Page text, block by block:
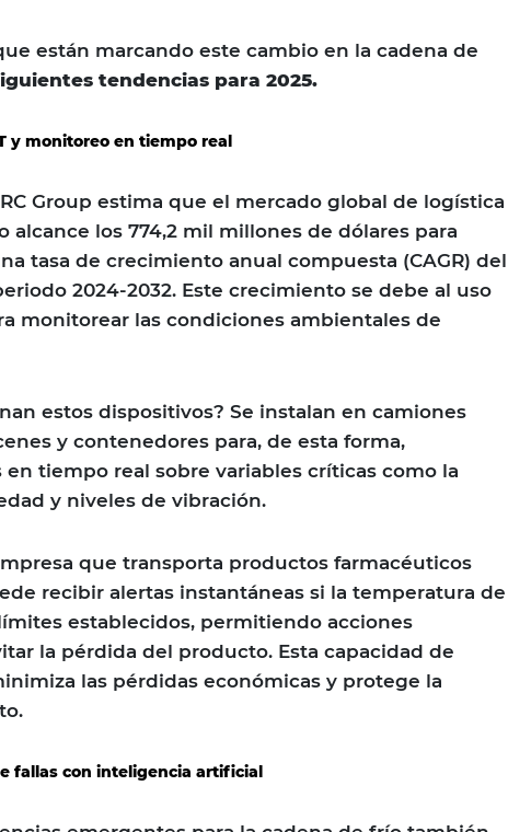
están marcando este cambio en la cadena de
tendencias para 2025.
y monitoreo en tiempo real
Group estima que el mercado global de logística
alcance los 774,2 mil millones de dólares para
tasa de crecimiento anual compuesta (CAGR) del
2024-2032. Este crecimiento se debe al uso
monitorear las condiciones ambientales de
estos dispositivos? Se instalan en camiones
y contenedores para, de esta forma,
tiempo real sobre variables críticas como la
y niveles de vibración.
que transporta productos farmacéuticos
recibir alertas instantáneas si la temperatura de
establecidos, permitiendo acciones
la pérdida del producto. Esta capacidad de
las pérdidas económicas y protege la
fallas con inteligencia artificial